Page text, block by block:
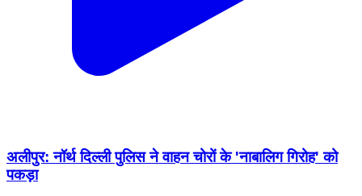
अलीपुर: नॉर्थ दिल्ली पुलिस ने वाहन चोरों के 'नाबालिग गिरोह' को
पकड़ा